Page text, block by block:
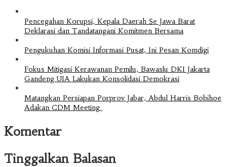
Pencegahan Korupsi, Kepala Daerah Se Jawa Barat
Deklarasi dan Tandatangani Komitmen Bersama
Pengukuhan Komisi Informasi Pusat, Ini Pesan Komdigi
Fokus Mitigasi Kerawanan Pemilu, Bawaslu DKI Jakarta
Gandeng UIA Lakukan Konsolidasi Demokrasi
Matangkan Persiapan Porprov Jabar, Abdul Harris Bobihoe
Adakan CDM Meeting
Komentar
Tinggalkan Balasan